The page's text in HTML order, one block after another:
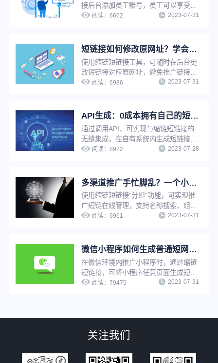
接后台添加员工账号，员工可以享受管
理员同等权限，使用管理员所有功能去
推广短链，提升工作效率。
阅读：6662 2023-07-31
短链接如何修改原网址？学会这招，让推广更轻松
使用缩链短链接工具，可随时在后台更
改短链接对应原网址，避免推广链接因
为原链接影响出现打不开等情况。若短
生成短链接，省时省力，并节省推广资
源。
阅读：6986 2023-07-31
API生成：0成本拥有自己的短链工具，批量生成更高效！
通过调用API，可实现与缩链短链接的
无缝集成，在自有系统内生成短链接。
适用于有技术能力且需要生成大量短链
力，提高用户服务水平。
阅读：8922 2023-07-28
多渠道推广手忙脚乱？一个小工具助你提升工作效率！
使用缩链短链接“分组”功能，可实现推
广短链在线管理，支持名称搜索、组别
查询、编辑组名、删除分组等操作，解
阅读：6961 2023-07-31
微信小程序如何生成普通短网址？
在微信环境内推广小程序时，通过缩链
短链接，可将小程序任意页面生成短
链，用户点击短链接后可快速跳转至小
阅读：79475 2023-07-31
关注我们